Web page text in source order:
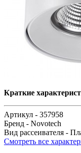
Краткие
Артикул - 357958
Бренд - Novotech
Вид рассеивателя -
Смотреть все